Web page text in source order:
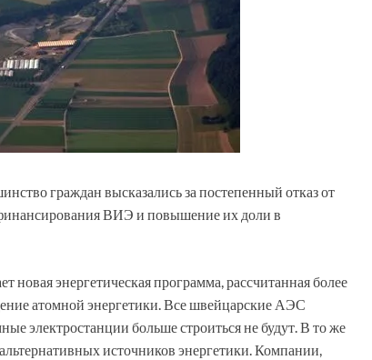
граждан высказались за постепенный отказ от
ВИЭ и повышение их доли в
новая энергетическая программа, рассчитанная более
атомной энергетики. Все швейцарские АЭС
электростанции больше строиться не будут. В то же
источников энергетики. Компании,